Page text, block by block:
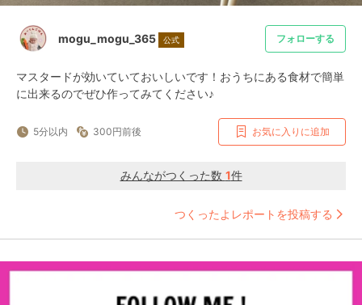
mogu_mogu_365 公式 フォローする
マスタードが効いていておいしいです！おうちにある食材で簡単
に出来るのでぜひ作ってみてください♪
5分以内 300円前後 お気に入りに追加
みんながつくった数 1件
つくったよレポートを投稿する